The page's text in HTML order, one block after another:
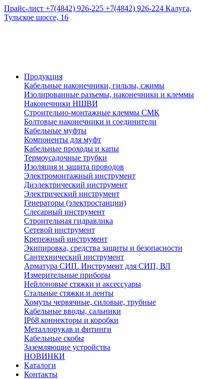
Прайс-лист +7(4842) 926-225 +7(4842) 926-224 Калуга,
Тульское шоссе, 16
Продукция
Кабельные наконечники, гильзы, сжимы
Изолированные разъемы, наконечники и клеммы
Наконечники НШВИ
Строительно-монтажные клеммы СМК
Болтовые наконечники и соединители
Кабельные муфты
Компоненты для муфт
Кабельные проходы и капы
Термоусадочные трубки
Изоляция и защита проводов
Электромонтажный инструмент
Диэлектрический инструмент
Электрический инструмент
Генераторы (электростанции)
Слесарный инструмент
Строительная гидравлика
Сетевой инструмент
Крепежный инструмент
Экипировка, средства защиты и безопасности
Сантехнический инструмент
Арматура СИП. Инструмент для СИП, ВЛ
Измерительные приборы
Нейлоновые стяжки и аксессуары
Стальные стяжки и ленты
Хомуты червячные, силовые, трубные
Кабельные вводы, сальники
IP68 коннекторы и коробки
Металлорукав и фитинги
Кабельные скобы
Заземляющие устройства
НОВИНКИ
Каталоги
Контакты